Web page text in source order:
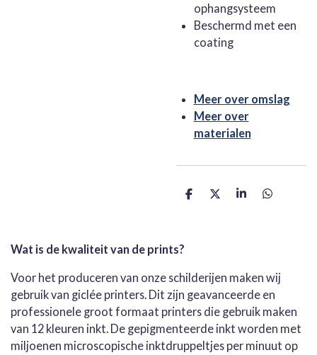
ophangsysteem
Beschermd met een
coating
Meer over omslag
Meer over
materialen
D
D
S
D
Wat is de kwaliteit van de prints?
Voor het produceren van onze schilderijen maken wij
gebruik van giclée printers. Dit zijn geavanceerde en
professionele groot formaat printers die gebruik maken
van 12 kleuren inkt. De gepigmenteerde inkt worden met
miljoenen microscopische inktdruppeltjes per minuut op